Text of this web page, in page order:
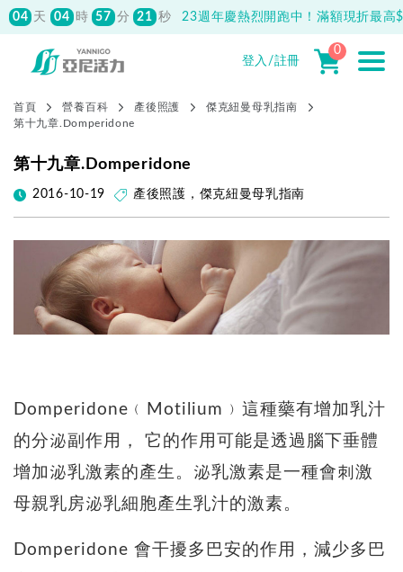
04 天 04 時 57 分 20 秒 23週年慶熱烈開跑中！滿額現折最高
登入/註冊
0
首頁 營養百科 產後照護
傑克紐曼母乳指南
第十九章.Domperidone
第十九章.Domperidone
2016-10-19 產後照護 ， 傑克紐曼母乳指南
Domperidone﹙Motilium﹚這種藥有增加乳汁
的分泌副作用， 它的作用可能是透過腦下垂體
增加泌乳激素的產生。泌乳激素是一種會刺激
母親乳房泌乳細胞產生乳汁的激素。
Domperidone 會干擾多巴安的作用，減少多巴